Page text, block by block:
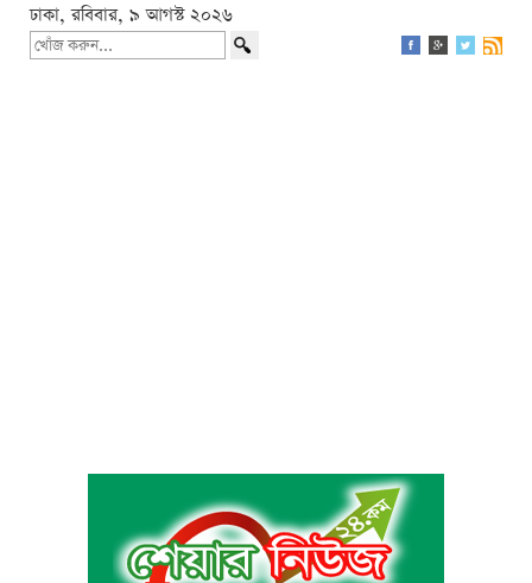
ঢাকা, রবিবার, ৯ আগস্ট ২০২৬